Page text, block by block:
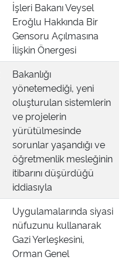
İşleri Bakanı Veysel
Eroğlu Hakkında Bir
Gensoru Açılmasına
İlişkin Önergesi
Bakanlığı
yönetemediği, yeni
oluşturulan sistemlerin
ve projelerin
yürütülmesinde
sorunlar yaşandığı ve
öğretmenlik mesleğinin
itibarını düşürdüğü
iddiasıyla
Uygulamalarında siyasi
nüfuzunu kullanarak
Gazi Yerleşkesini,
Orman Genel